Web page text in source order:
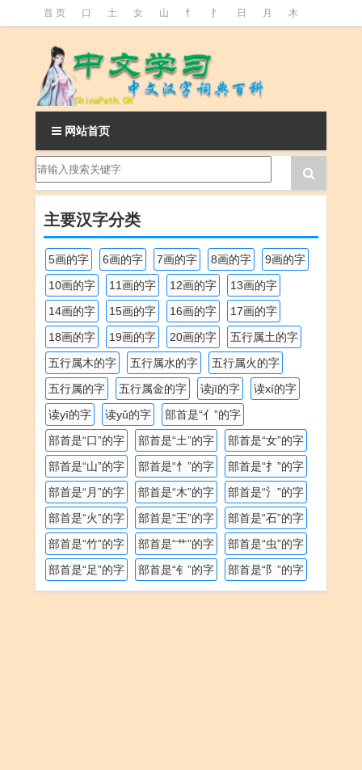
首 页 口 土 女 山 忄 扌 日 月 木
釒 阝 魚
网站首页
主要汉字分类
5画的字 6画的字 7画的字 8画的字
9画的字
10画的字
11画的字 12画的字
13画的字
14画的字
15画的字 16画的字
17画的字
18画的字
19画的字 20画的字
五行属土的字
五行属木的字
五行属水的字
五行属火的字
五行属的字
五行属金的字 读jī的字
读xí的字
读yī的字
读yǔ的字
部首是“亻”的字
部首是“口”的字
部首是“土”的字
部首是“女”的字
部首是“山”的字
部首是“忄”的字
部首是“扌”的字
部首是“月”的字
部首是“木”的字
部首是“氵”的字
部首是“火”的字
部首是“王”的字
部首是“石”的字
部首是“竹”的字
部首是“艹”的字
部首是“虫”的字
部首是“足”的字
部首是“钅”的字 部首是“阝”的字